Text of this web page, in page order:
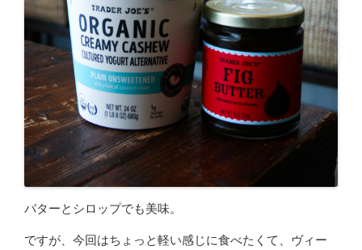
バターとシロップでも美味。
ですが、今回はちょっと軽い感じに食べたくて、ヴィー